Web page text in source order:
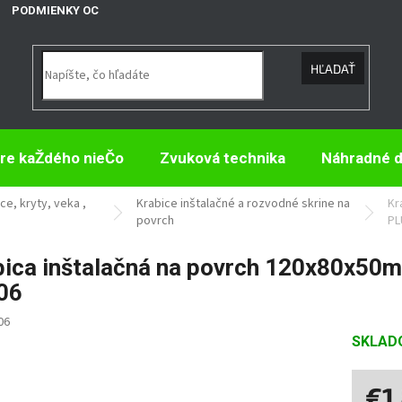
PODMIENKY OCHRANY OSOBNÝCH ÚDAJOV
HĽADAŤ
kaŽdého nieČo Zvuková technika Náhradné
kryty, veka ,
Krabice inštalačné a rozvodné skrine na
povrch
inštalačná na povrch